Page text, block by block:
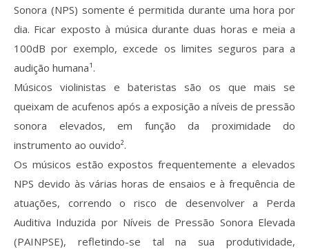
Sonora (NPS) somente é permitida durante uma hora por
dia. Ficar exposto à música durante duas horas e meia a
100dB por exemplo, excede os limites seguros para a
audição humana¹.
Músicos violinistas e bateristas são os que mais se
queixam de acufenos após a exposição a níveis de pressão
sonora elevados, em função da proximidade do
instrumento ao ouvido².
Os músicos estão expostos frequentemente a elevados
NPS devido às várias horas de ensaios e à frequência de
atuações, correndo o risco de desenvolver a Perda
Auditiva Induzida por Níveis de Pressão Sonora Elevada
(PAINPSE), refletindo-se tal na sua produtividade,